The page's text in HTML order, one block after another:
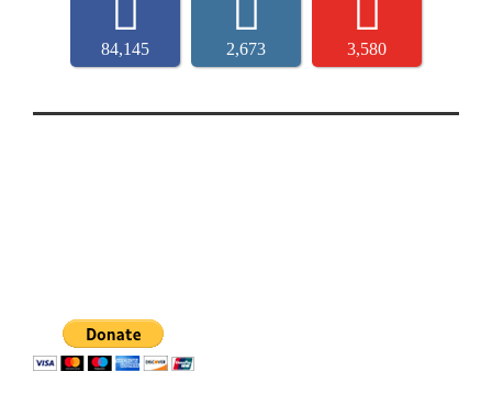
84,145 2,673 3,580